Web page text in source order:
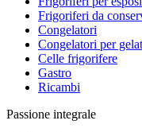
Frigoriferi da
Congelatori
Congelatori per
Celle frigorifere
Gastro
Ricambi
Passione integrale